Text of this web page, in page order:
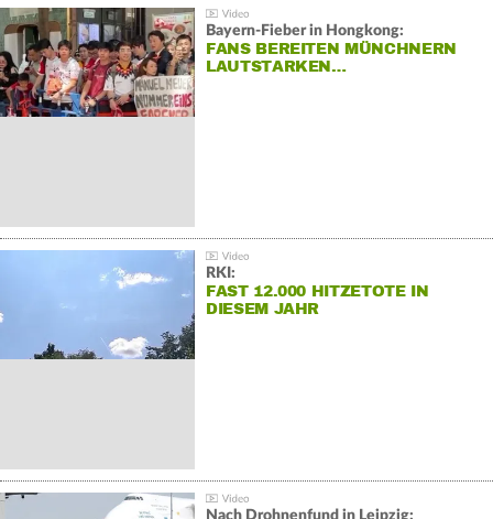
Bayern-Fieber in Hongkong:
FANS BEREITEN MÜNCHNERN
LAUTSTARKEN…
RKI:
FAST 12.000 HITZETOTE IN
DIESEM JAHR